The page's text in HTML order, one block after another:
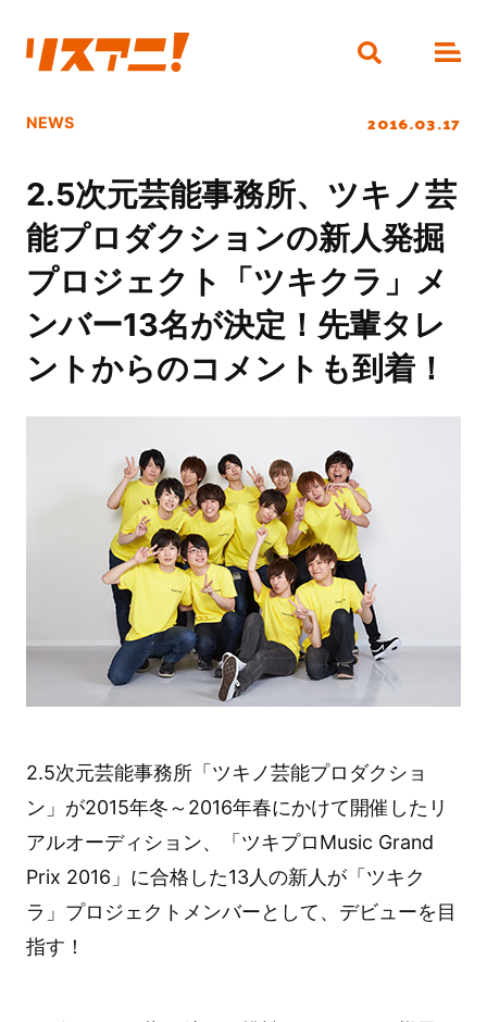
NEWS 2016.03.17
2.5次元芸能事務所、ツキノ芸
能プロダクションの新人発掘
プロジェクト「ツキクラ」メ
ンバー13名が決定！先輩タレ
ントからのコメントも到着！
2.5次元芸能事務所「ツキノ芸能プロダクショ
ン」が2015年冬～2016年春にかけて開催したリ
アルオーディション、「ツキプロMusic Grand
Prix 2016」に合格した13人の新人が「ツキク
ラ」プロジェクトメンバーとして、デビューを目
指す！